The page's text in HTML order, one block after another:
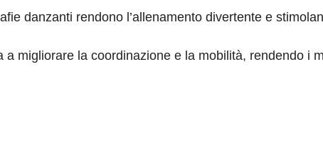
danzanti rendono l’allenamento divertente e
a migliorare la coordinazione e la mobilità, rendendo i